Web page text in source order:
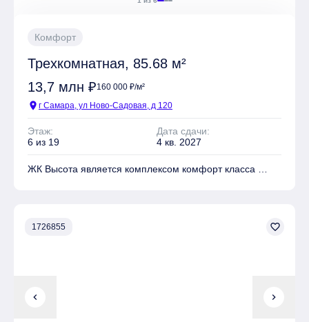
Комфорт
Трехкомнатная, 85.68 м²
13,7 млн ₽160 000 ₽/м²
location_on г Самара, ул Ново-Садовая, д 120
Этаж:
6 из 19
Дата сдачи:
4 кв. 2027
ЖК Высота является комплексом комфорт класса
chevron_left chevron_right
1726855 favorite_border